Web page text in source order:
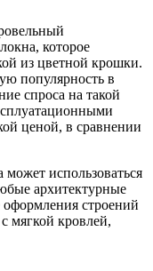
которое
из цветной крошки.
популярность в
спроса на такой
ценой, в сравнении
использоваться
архитектурные
строений
мягкой кровлей,